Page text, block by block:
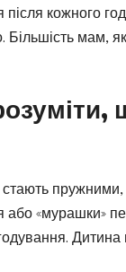
після кожного
Більшість мам,
пружними,
або «мурашки»
Дитина